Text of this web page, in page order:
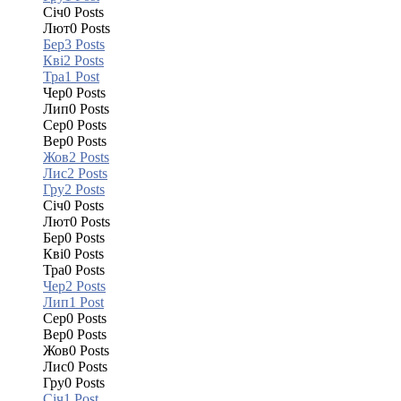
Січ0 Posts
Лют0 Posts
Бер3 Posts
Кві2 Posts
Тра1 Post
Чер0 Posts
Лип0 Posts
Сер0 Posts
Вер0 Posts
Жов2 Posts
Лис2 Posts
Гру2 Posts
Січ0 Posts
Лют0 Posts
Бер0 Posts
Кві0 Posts
Тра0 Posts
Чер2 Posts
Лип1 Post
Сер0 Posts
Вер0 Posts
Жов0 Posts
Лис0 Posts
Гру0 Posts